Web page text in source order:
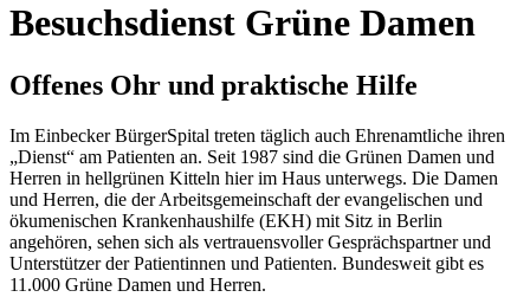
Besuchsdienst Grüne Damen
Offenes Ohr und praktische Hilfe
Im Einbecker BürgerSpital treten täglich auch Ehrenamtliche ihren
„Dienst“ am Patienten an. Seit 1987 sind die Grünen Damen und
Herren in hellgrünen Kitteln hier im Haus unterwegs. Die Damen
und Herren, die der Arbeitsgemeinschaft der evangelischen und
ökumenischen Krankenhaushilfe (EKH) mit Sitz in Berlin
angehören, sehen sich als vertrauensvoller Gesprächspartner und
Unterstützer der Patientinnen und Patienten. Bundesweit gibt es
11.000 Grüne Damen und Herren.